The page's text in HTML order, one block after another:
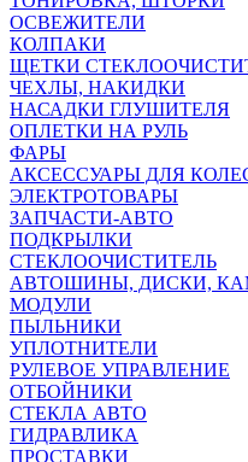
ОСВЕЖИТЕЛИ
КОЛПАКИ
ЩЕТКИ
ЧЕХЛЫ, НАКИДКИ
НАСАДКИ ГЛУШИТЕЛЯ
ОПЛЕТКИ НА РУЛЬ
ФАРЫ
АКСЕССУАРЫ ДЛЯ
ЭЛЕКТРОТОВАРЫ
ЗАПЧАСТИ-АВТО
ПОДКРЫЛКИ
СТЕКЛООЧИСТИТЕЛЬ
АВТОШИНЫ, ДИСКИ,
МОДУЛИ
ПЫЛЬНИКИ
УПЛОТНИТЕЛИ
РУЛЕВОЕ УПРАВЛЕНИЕ
ОТБОЙНИКИ
СТЕКЛА АВТО
ГИДРАВЛИКА
ПРОСТАВКИ